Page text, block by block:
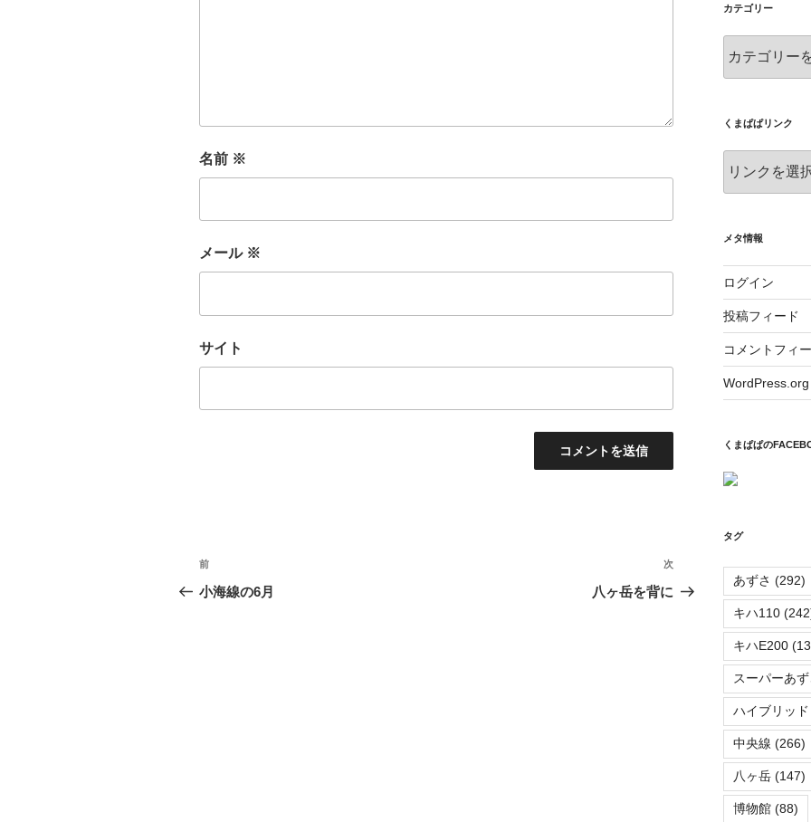
名前 ※
メール ※
サイト
投
稿
前
の
前
小海線の6月
次
の
次
八ヶ岳を背に
ブ
カテゴリー
テ
ー
くまぱぱリンク
メタ情報
ログイン
投稿フィード
コメントフィ
WordPress.org
くまぱぱの
タグ
あずさ (292)
キハ110
キハE200
スーパーあず
ハイブリッド
中央線 (266)
八ヶ岳(147)
博物館(88)